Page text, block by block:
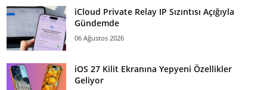
iCloud Private Relay IP Sızıntısı Açığıyla
Gündemde
06 Ağustos 2026
iOS 27 Kilit Ekranına Yepyeni Özellikler
Geliyor